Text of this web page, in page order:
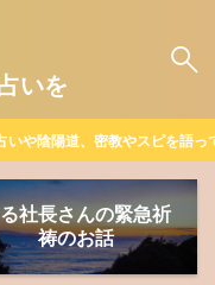
いを
いや陰陽道、密教やスピを語
社長さんの緊急祈
祷のお話